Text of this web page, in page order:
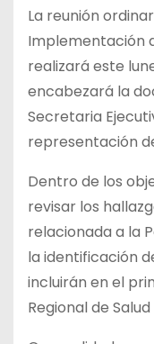
La reunión
Implementación
realizará este
encabezará la
Secretaria
representación
Dentro de los
revisar los
relacionada a la
la identificación
incluirán en el
Regional de